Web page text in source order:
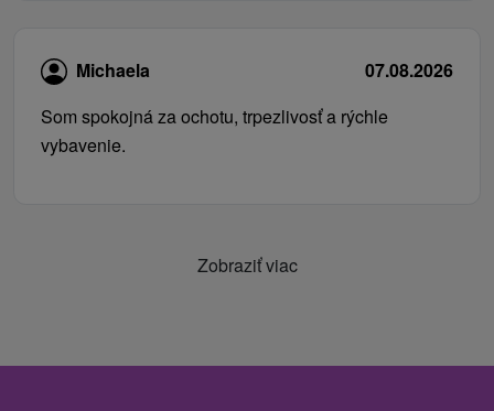
Michaela
07.08.2026
Som spokojná za ochotu, trpezlivosť a rýchle
vybavenie.
Zobraziť viac